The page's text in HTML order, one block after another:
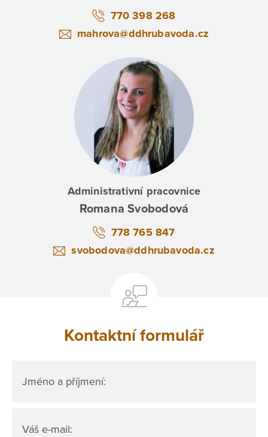
770 398 268
mahrova@ddhrubavoda.cz
Administrativní pracovnice
Romana Svobodová
778 765 847
svobodova@ddhrubavoda.cz
Kontaktní formulář
Jméno a příjmení:
Váš e-mail: